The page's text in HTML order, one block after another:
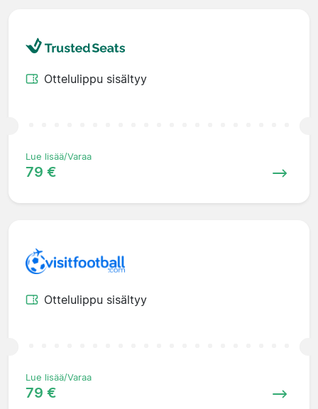
Ottelulippu sisältyy
Lue lisää/Varaa
79 €
Ottelulippu sisältyy
Lue lisää/Varaa
79 €